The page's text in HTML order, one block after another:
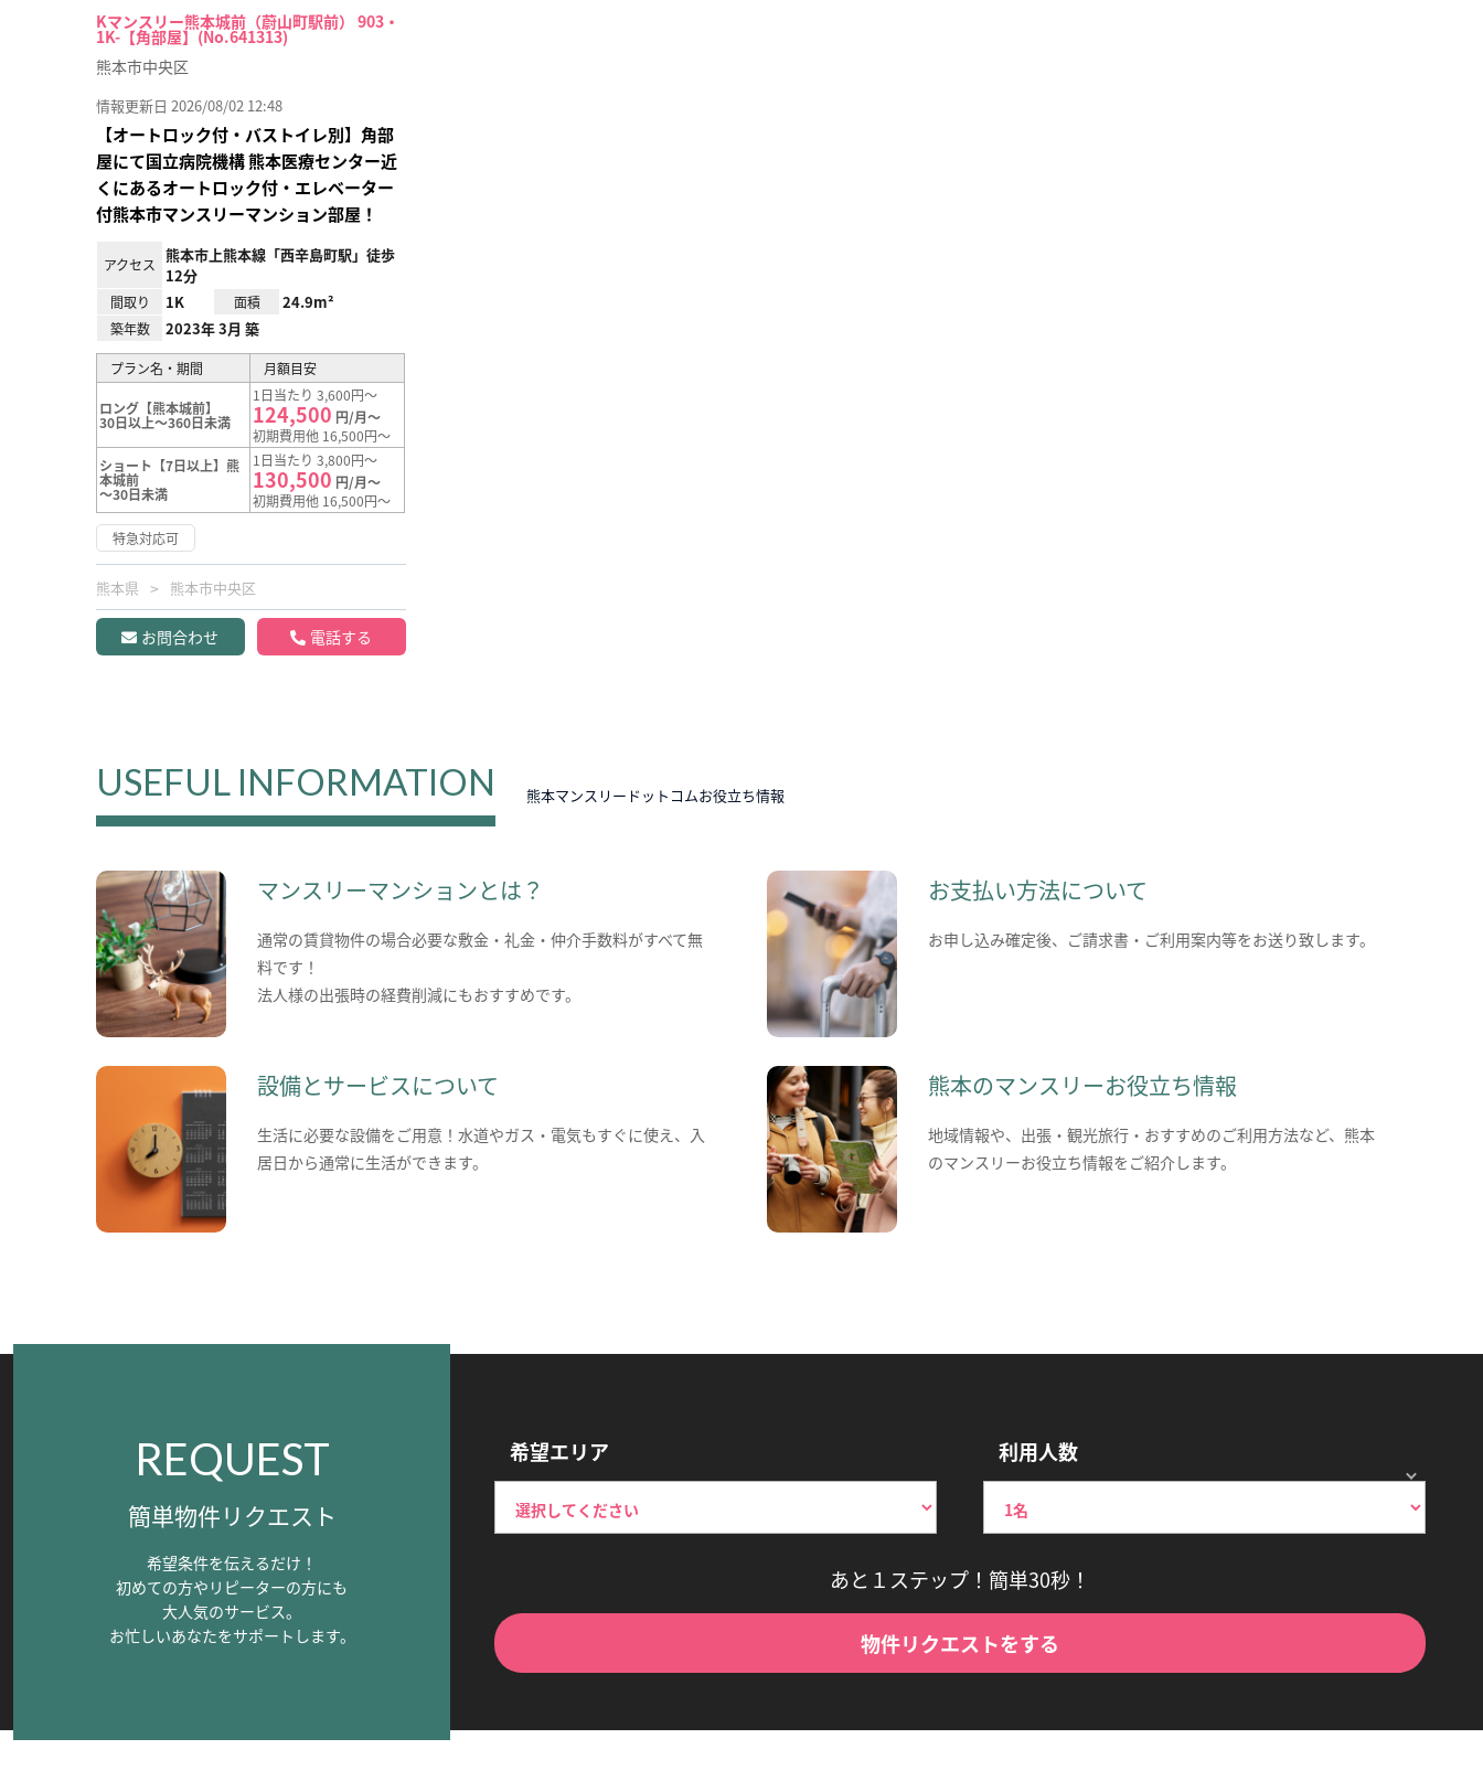
Kマンスリー熊本城前（蔚山町駅前） 903・
1K-【角部屋】(No.641313)
熊本市中央区
情報更新日 2026/08/02 12:48
【オートロック付・バストイレ別】角部
屋にて国立病院機構 熊本医療センター近
くにあるオートロック付・エレベーター
付熊本市マンスリーマンション部屋！
アクセス
熊本市上熊本線「西辛島町駅」徒歩
12分
間取り 1K 面積 24.9m²
築年数 2023年 3月 築
プラン名・期間 月額目安
ロング【熊本城前】
30日以上～360日未満
1日当たり 3,600円～
124,500 円/月～
初期費用他 16,500円～
ショート【7日以上】熊
本城前
～30日未満
1日当たり 3,800円～
130,500 円/月～
初期費用他 16,500円～
特急対応可
熊本県 熊本市中央区
お問合わせ 電話する
USEFUL INFORMATION 熊本マンスリードットコムお役立ち情報
マンスリーマンションとは？
通常の賃貸物件の場合必要な敷金・礼金・仲介手数料がすべて無
料です！
法人様の出張時の経費削減にもおすすめです。
お支払い方法について
お申し込み確定後、ご請求書・ご利用案内等をお送り致します。
設備とサービスについて
生活に必要な設備をご用意！水道やガス・電気もすぐに使え、入
居日から通常に生活ができます。
熊本のマンスリーお役立ち情報
地域情報や、出張・観光旅行・おすすめのご利用方法など、熊本
のマンスリーお役立ち情報をご紹介します。
REQUEST
簡単物件リクエスト
希望条件を伝えるだけ！
初めての方やリピーターの方にも
大人気のサービス。
お忙しいあなたをサポートします。
希望エリア 利用人数
あと１ステップ！簡単30秒！
物件リクエストをする